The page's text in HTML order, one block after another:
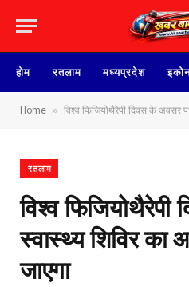
होम रतलाम मध्यप्रदेश
Home » विश्व फिजियोथैरेपी दिवस के अवसर
रतलाम
विश्व
स्वास्थ्य शिविर का
जाएगा